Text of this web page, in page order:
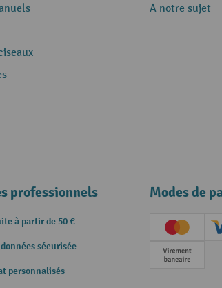
A notre sujet
professionnels
à partir de 50 €
sécurisée
personnalisés
Modes de
Paiement